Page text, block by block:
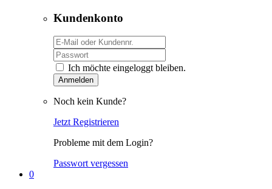
Kundenkonto
Ich möchte eingeloggt bleiben.
Anmelden
Noch kein Kunde?
Jetzt Registrieren
Probleme mit dem Login?
Passwort vergessen
0